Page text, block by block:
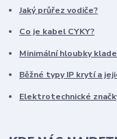
Jaký průřez vodiče?
Co je kabel CYKY?
Minimální hloubky
Běžné typy IP krytí a
Elektrotechnické